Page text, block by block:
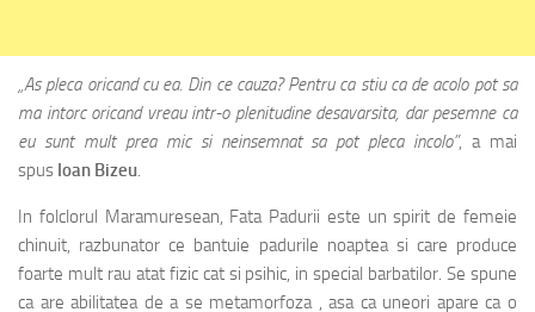
„As pleca oricand cu ea. Din ce cauza? Pentru ca stiu ca de acolo pot sa
ma intorc oricand vreau intr-o plenitudine desavarsita, dar pesemne ca
eu sunt mult prea mic si neinsemnat sa pot pleca incolo”, a mai
spus Ioan Bizeu.
In folclorul Maramuresean, Fata Padurii este un spirit de femeie
chinuit, razbunator ce bantuie padurile noaptea si care produce
foarte mult rau atat fizic cat si psihic, in special barbatilor. Se spune
ca are abilitatea de a se metamorfoza , asa ca uneori apare ca o